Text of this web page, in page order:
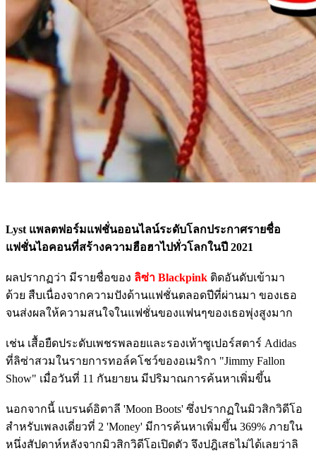
Lyst แพลตฟอร์มแฟชั่นออนไลน์ระดับโลกประกาศรายชื่อ
แฟชั่นไอคอนที่สร้างความฮือฮาไปทั่วโลกในปี 2021
ผลปรากฏว่า มีรายชื่อของ ลิซ่า Blackpink ติดอันดับเข้ามา
ด้วย สืบเนื่องจากความปังด้านแฟชั่นตลอดปีที่ผ่านมา ของเธอ
จนส่งผลให้ความสนใจในแฟชั่นของแฟนๆของเธอพุ่งสูงมาก
เช่น เสื้อยืดประดับเพชรพลอยและรองเท้าซูเปอร์สตาร์ Adidas
ที่ลิซ่าสวมในรายการทอล์คโชว์ของอเมริกา "Jimmy Fallon
Show" เมื่อวันที่ 11 กันยายน มีปริมาณการค้นหาเพิ่มขึ้น
นอกจากนี้ แบรนด์อิตาลี 'Moon Boots' ซึ่งปรากฏในมิวสิกวิดีโอ
สำหรับเพลงเดี่ยวที่ 2 'Money' มีการค้นหาเพิ่มขึ้น 369% ภายใน
หนึ่งสัปดาห์หลังจากมิวสิกวิดีโอเปิดตัว จึงปฎิเสธไม่ได้เลยว่าลิ